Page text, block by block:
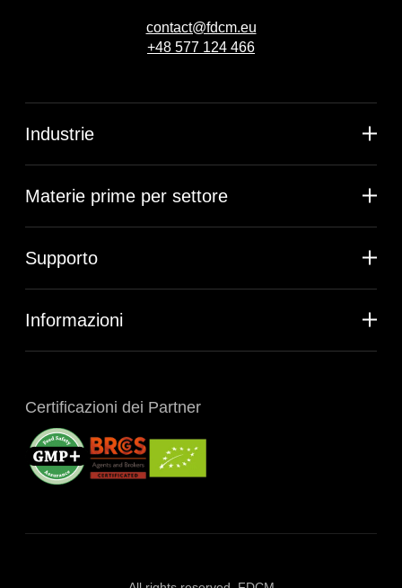
contact@fdcm.eu
+48 577 124 466
Industrie
Materie prime per settore
Supporto
Informazioni
Certificazioni dei Partner